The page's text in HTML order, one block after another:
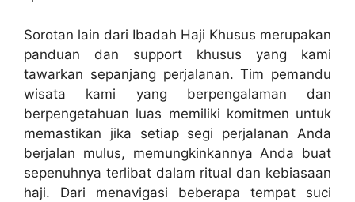
Sorotan lain dari Ibadah Haji Khusus merupakan
panduan dan support khusus yang kami
tawarkan sepanjang perjalanan. Tim pemandu
wisata kami yang berpengalaman dan
berpengetahuan luas memiliki komitmen untuk
memastikan jika setiap segi perjalanan Anda
berjalan mulus, memungkinkannya Anda buat
sepenuhnya terlibat dalam ritual dan kebiasaan
haji. Dari menavigasi beberapa tempat suci